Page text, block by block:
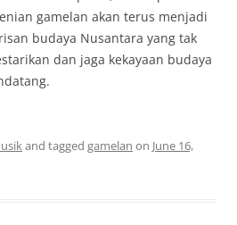
gamelan akan terus menjadi
budaya Nusantara yang tak
dan jaga kekayaan budaya
and tagged gamelan on June 16,